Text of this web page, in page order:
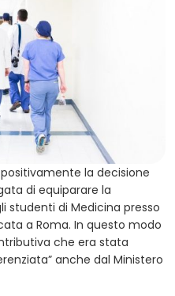
la decisione
di equiparare la
studenti di Medicina presso
a Roma. In questo modo
che era stata
anche dal Ministero